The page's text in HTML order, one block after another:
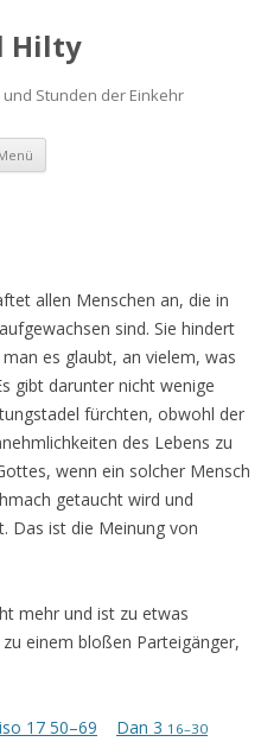
Hilty
Stunden der Einkehr
Springe
Inhalt
allen Menschen an, die in
sind. Sie hindert
es glaubt, an vielem, was
gibt darunter nicht wenige
fürchten, obwohl der
des Lebens zu
wenn ein solcher Mensch
getaucht wird und
Das ist die Meinung von
mehr und ist zu etwas
einem bloßen Parteigänger,
17 50–69 Dan 3 16–30